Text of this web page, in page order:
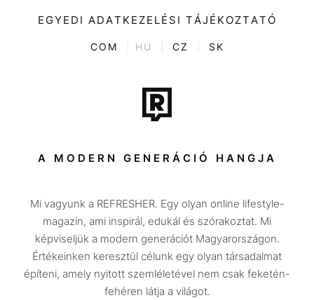
Kultúra
ENTR
Tech-Tudomány
Sport
Társadalom
Utazás
Életmód
Design
Beszélgetések
EGYEDI ADATKEZELÉSI TÁJÉKOZTATÓ
COM HU CZ SK
A MODERN GENERÁCIÓ HANGJA
Mi vagyunk a REFRESHER. Egy olyan online lifestyle-
magazin, ami inspirál, edukál és szórakoztat. Mi
képviseljük a modern generációt Magyarországon.
Értékeinken keresztül célunk egy olyan társadalmat
építeni, amely nyitott szemléletével nem csak feketén-
fehéren látja a világot.